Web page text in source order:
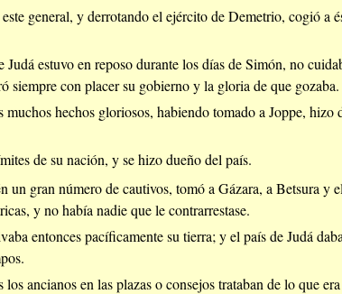
general, y derrotando el ejército de Demetrio, cogió a
estuvo en reposo durante los días de Simón, no
siempre con placer su gobierno y la gloria de que gozaba.
muchos hechos gloriosos, habiendo tomado a Joppe, hizo
de su nación, y se hizo dueño del país.
un gran número de cautivos, tomó a Gázara, a Betsura y
y no había nadie que le contrarrestase.
entonces pacíficamente su tierra; y el país de Judá
los ancianos en las plazas o consejos trataban de lo que